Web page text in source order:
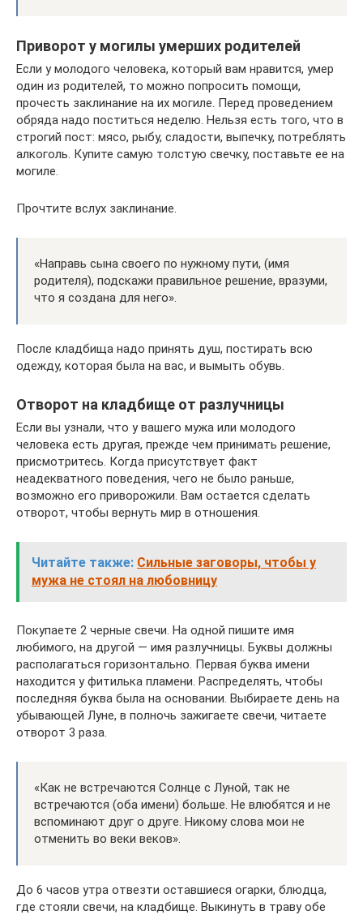
Приворот у могилы умерших родителей
Если у молодого человека, который вам нравится, умер
один из родителей, то можно попросить помощи,
прочесть заклинание на их могиле. Перед проведением
обряда надо поститься неделю. Нельзя есть того, что в
строгий пост: мясо, рыбу, сладости, выпечку, потреблять
алкоголь. Купите самую толстую свечку, поставьте ее на
могиле.
Прочтите вслух заклинание.
«Направь сына своего по нужному пути, (имя
родителя), подскажи правильное решение, вразуми,
что я создана для него».
После кладбища надо принять душ, постирать всю
одежду, которая была на вас, и вымыть обувь.
Отворот на кладбище от разлучницы
Если вы узнали, что у вашего мужа или молодого
человека есть другая, прежде чем принимать решение,
присмотритесь. Когда присутствует факт
неадекватного поведения, чего не было раньше,
возможно его приворожили. Вам остается сделать
отворот, чтобы вернуть мир в отношения.
Читайте также: Сильные заговоры, чтобы у
мужа не стоял на любовницу
Покупаете 2 черные свечи. На одной пишите имя
любимого, на другой — имя разлучницы. Буквы должны
располагаться горизонтально. Первая буква имени
находится у фитилька пламени. Распределять, чтобы
последняя буква была на основании. Выбираете день на
убывающей Луне, в полночь зажигаете свечи, читаете
отворот 3 раза.
«Как не встречаются Солнце с Луной, так не
встречаются (оба имени) больше. Не влюбятся и не
вспоминают друг о друге. Никому слова мои не
отменить во веки веков».
До 6 часов утра отвезти оставшиеся огарки, блюдца,
где стояли свечи, на кладбище. Выкинуть в траву обе